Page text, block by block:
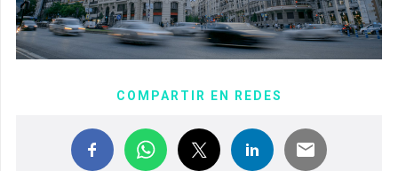
COMPARTIR EN REDES